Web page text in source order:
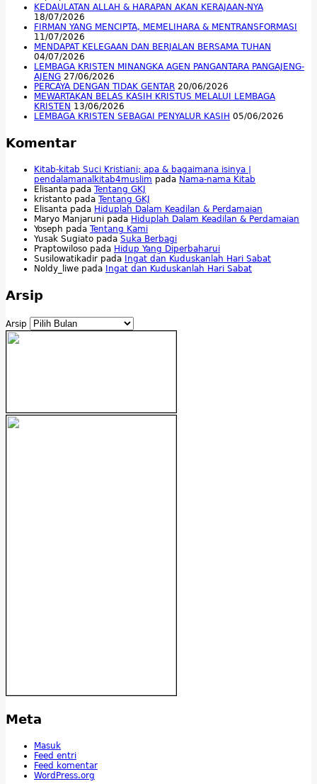
KEDAULATAN ALLAH & HARAPAN AKAN KERAJAAN-NYA
18/07/2026
FIRMAN YANG MENCIPTA, MEMELIHARA & MENTRANSFORMASI
11/07/2026
MENDAPAT KELEGAAN DAN BERJALAN BERSAMA TUHAN
04/07/2026
LEMBAGA KRISTEN MINANGKA AGEN PANGANTARA PANGAJENG-
AJENG 27/06/2026
PERCAYA DENGAN TIDAK GENTAR 20/06/2026
MEWARTAKAN BELAS KASIH KRISTUS MELALUI LEMBAGA
KRISTEN 13/06/2026
LEMBAGA KRISTEN SEBAGAI PENYALUR KASIH 05/06/2026
Komentar
Kitab-kitab Suci Kristiani; apa & bagaimana isinya |
pendalamanalkitab4muslim pada Nama-nama Kitab
Elisanta pada Tentang GKJ
kristanto pada Tentang GKJ
Elisanta pada Hiduplah Dalam Keadilan & Perdamaian
Maryo Manjaruni pada Hiduplah Dalam Keadilan & Perdamaian
Yoseph pada Tentang Kami
Yusak Sugiato pada Suka Berbagi
Praptowiloso pada Hidup Yang Diperbaharui
Susilowatikadir pada
Ingat dan Kuduskanlah Hari Sabat
Noldy_liwe pada Ingat dan Kuduskanlah Hari Sabat
Arsip
Arsip
Meta
Masuk
Feed entri
Feed komentar
WordPress.org